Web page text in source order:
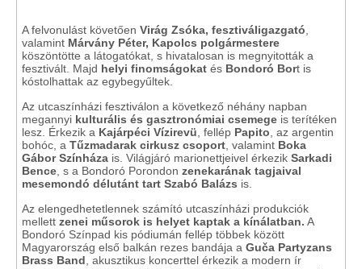
A felvonulást követően Virág Zsóka, fesztiváligazgató
valamint Márvány Péter, Kapolcs polgármestere
köszöntötte a látogatókat, s hivatalosan is megnyitották a
fesztivált. Majd helyi finomságokat és Bondoró Bort is
kóstolhattak az egybegyűltek.
Az utcaszínházi fesztiválon a következő néhány napban
megannyi kulturális és gasztronómiai csemege is terítéken
lesz. Érkezik a Kajárpéci Vízirevü , fellép Papito , az argentin
bohóc, a Tűzmadarak cirkusz csoport , valamint Boka
Gábor Színháza is. Világjáró marionettjeivel érkezik Sarkadi
Bence , s a Bondoró Porondon zenekarának tagjaival
mesemondó délutánt tart Szabó Balázs is.
Az elengedhetetlennek számító utcaszínházi produkciók
mellett zenei műsorok is helyet kaptak a kínálatban. A
Bondoró Színpad kis pódiumán fellép többek között
Magyarország első balkán rezes bandája a Guča Partyzans
Brass Band , akusztikus koncerttel érkezik a modern ír